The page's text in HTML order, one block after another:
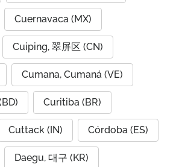
Cuernavaca (MX)
Cuiping, 翠屏区 (CN)
Cumana, Cumaná (VE)
Curitiba (BR)
Cuttack (IN) Córdoba (ES)
Daegu, 대구 (KR)